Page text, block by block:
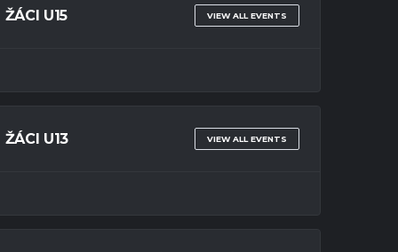
ŽÁCI U15 VIEW ALL EVENTS
ŽÁCI U13 VIEW ALL EVENTS